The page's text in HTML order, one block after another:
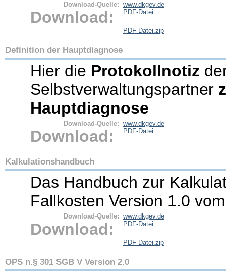
Download-Quelle: www.dkgev.de
Download: PDF-Datei
PDF-Datei.zip
Definition der Hauptdiagnose
Hier die Protokollnotiz
Selbstverwaltungspartner
Hauptdiagnose
Download-Quelle: www.dkgev.de
Download: PDF-Datei
Kalkulationshandbuch
Das Handbuch zur
Fallkosten Version 1.0
Download-Quelle: www.dkgev.de
Download: PDF-Datei
PDF-Datei.zip
OPS n.§ 301 SGB V Version 2.0